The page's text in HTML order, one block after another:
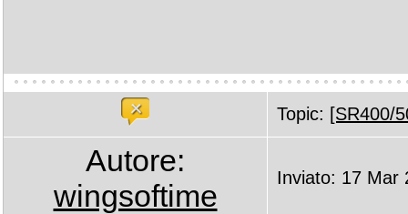
Topic: [SR400/
Autore:
wingsoftime
Inviato: 17 Mar